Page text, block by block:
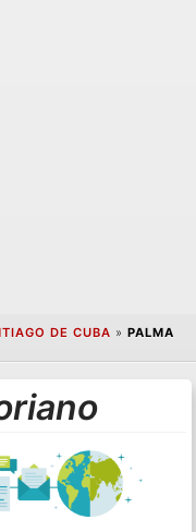
DE CUBA » PALMA